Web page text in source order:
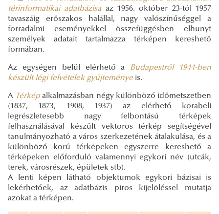
térinformatikai adatbázisa az 1956. október 23-tól 1957
tavaszáig erőszakos halállal, nagy valószínűséggel a
forradalmi eseményekkel összefüggésben elhunyt
személyek adatait tartalmazza térképen kereshető
formában.
Az egységen belül elérhető a
Budapestről 1944-ben
készült légi felvételek gyűjteményeis.
A Térkép alkalmazásban négy különböző időmetszetben
(1837, 1873, 1908, 1937) az elérhető korabeli
legrészletesebb nagy felbontású térképek
felhasználásával készült vektoros térkép segítségével
tanulmányozható a város szerkezetének átalakulása, és a
különböző korú térképeken egyszerre kereshető a
térképeken előforduló valamennyi egykori név (utcák,
terek, városrészek, épületek stb).
A lenti képen látható objektumok egykori bázisai is
lekérhetőek, az adatbázis piros kijelöléssel mutatja
azokat a térképen.